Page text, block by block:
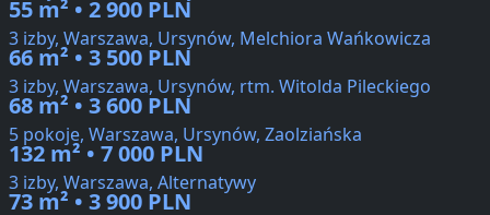
55 m² • 2 900 PLN
3 izby, Warszawa, Ursynów, Melchiora Wańkowicza
66 m² • 3 500 PLN
3 izby, Warszawa, Ursynów, rtm. Witolda Pileckiego
68 m² • 3 600 PLN
5 pokoje, Warszawa, Ursynów, Zaolziańska
132 m² • 7 000 PLN
3 izby, Warszawa, Alternatywy
73 m² • 3 900 PLN